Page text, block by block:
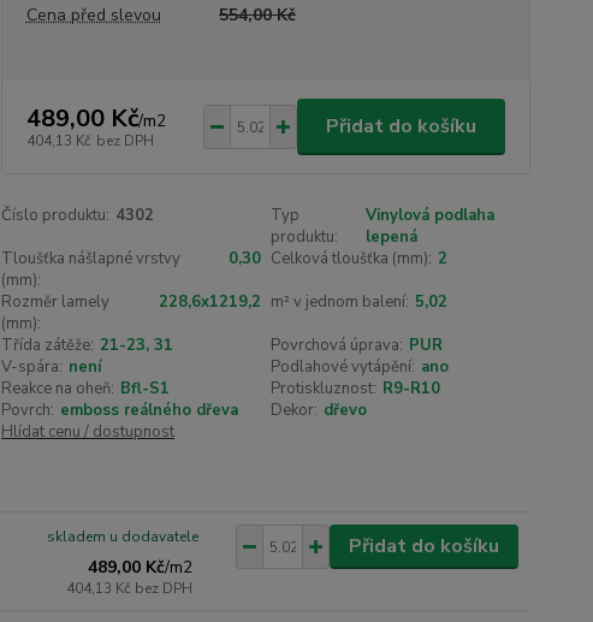
Cena před slevou
554,00 Kč
489,00 Kč/m2
404,13 Kč bez DPH
Přidat do košíku
Číslo produktu: 4302
Typ
produktu:
Vinylová podlaha
lepená
Tloušťka nášlapné vrstvy
(mm):
0,30 Celková tloušťka (mm): 2
Rozměr lamely
(mm):
228,6x1219,2 m² v jednom balení: 5,02
Třída zátěže: 21-23, 31 Povrchová úprava: PUR
V-spára: není Podlahové vytápění: ano
Reakce na oheň: Bfl-S1 Protiskluznost: R9-R10
Povrch: emboss reálného dřeva Dekor: dřevo
Hlídat cenu / dostupnost
489,00 Kč/m2
404,13 Kč bez DPH
skladem u dodavatele Přidat do košíku